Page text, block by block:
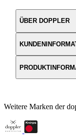
ÜBER DOPPLER
Weitere Marken der